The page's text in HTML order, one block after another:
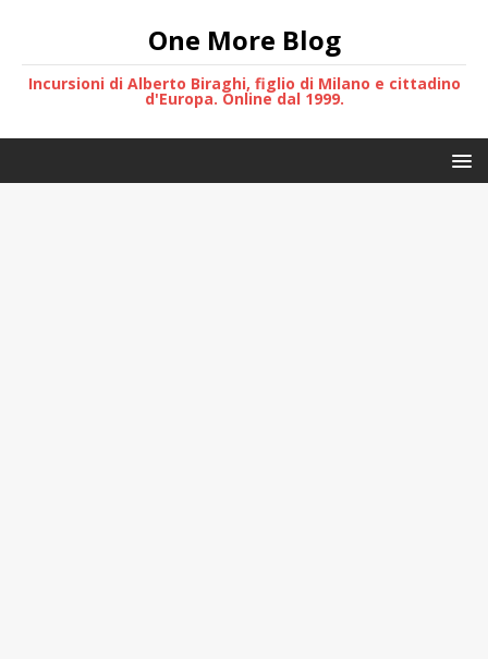
One More Blog
Incursioni di Alberto Biraghi, figlio di Milano e cittadino
d'Europa. Online dal 1999.